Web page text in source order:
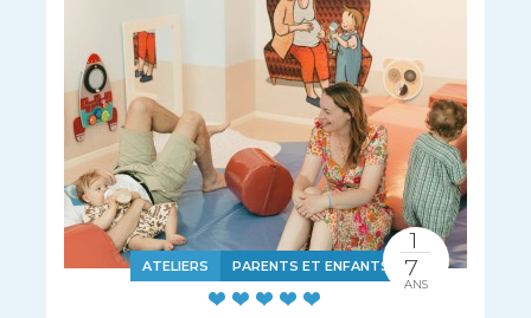
ATELIERS PARENTS ET ENFANTS
1
7
ANS